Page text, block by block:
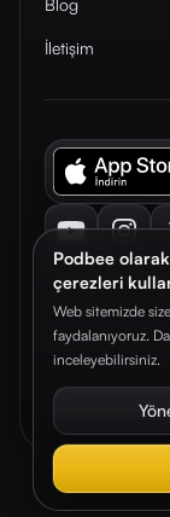
Podbee
çerezleri
Web sitemizde
faydalanıyoruz.
inceleyebilirsiniz.
Blog
İletişim
© 2026. Podbee
Çerez Tercihleri